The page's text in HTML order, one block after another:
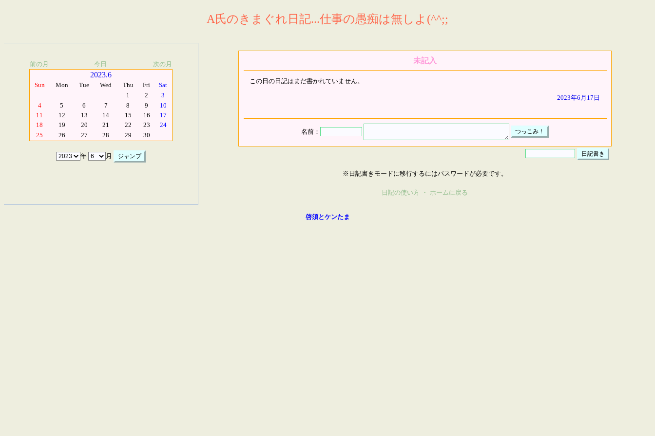
A氏のきまぐれ日記...仕事の愚痴は無しよ(^^;;
前の月 今日 次の月
2023.6
Sun Mon Tue Wed Thu Fri
Sat
1
2
3
4
5 6 7 8 9
10
11
12 13 14 15 16
17
18
19 20 21 22 23
24
25
26 27 28 29 30
年 月
未記入
この日の日記はまだ書かれていません。
2023年6月17日
名前：
※日記書きモードに移行するにはパスワードが必要です。
日記の使い方 ・ ホームに戻る
啓須とケンたま